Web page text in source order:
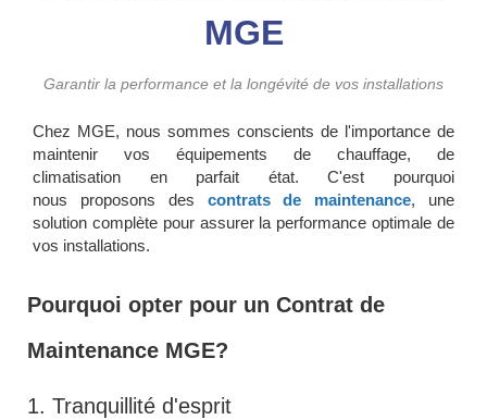
MGE
Garantir la performance et la longévité de vos installations
Chez MGE, nous sommes conscients de l'importance de
maintenir vos équipements de chauffage, de
climatisation en parfait état. C'est pourquoi
nous proposons des contrats de maintenance, une
solution complète pour assurer la performance optimale de
vos installations.
Pourquoi opter pour un Contrat de
Maintenance MGE?
1. Tranquillité d'esprit